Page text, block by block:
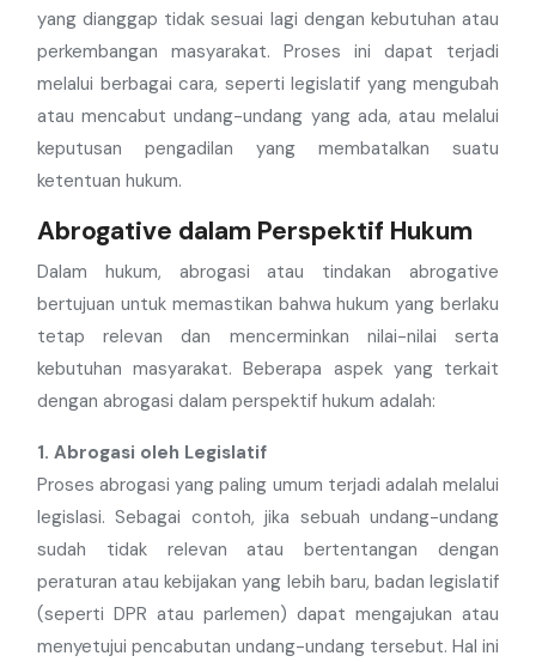
yang dianggap tidak sesuai lagi dengan kebutuhan atau
perkembangan masyarakat. Proses ini dapat terjadi
melalui berbagai cara, seperti legislatif yang mengubah
atau mencabut undang-undang yang ada, atau melalui
keputusan pengadilan yang membatalkan suatu
ketentuan hukum.
Abrogative dalam Perspektif Hukum
Dalam hukum, abrogasi atau tindakan abrogative
bertujuan untuk memastikan bahwa hukum yang berlaku
tetap relevan dan mencerminkan nilai-nilai serta
kebutuhan masyarakat. Beberapa aspek yang terkait
dengan abrogasi dalam perspektif hukum adalah:
1. Abrogasi oleh Legislatif
Proses abrogasi yang paling umum terjadi adalah melalui
legislasi. Sebagai contoh, jika sebuah undang-undang
sudah tidak relevan atau bertentangan dengan
peraturan atau kebijakan yang lebih baru, badan legislatif
(seperti DPR atau parlemen) dapat mengajukan atau
menyetujui pencabutan undang-undang tersebut. Hal ini